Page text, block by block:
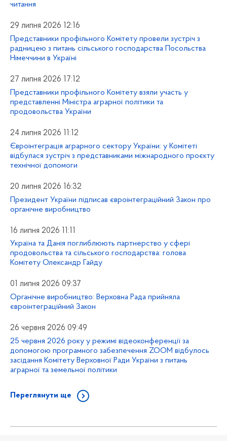
читання
29 липня 2026 12:16
Представники профільного Комітету провели зустріч з
радницею з питань сільського господарства Посольства
Німеччини в Україні
27 липня 2026 17:12
Представники профільного Комітету взяли участь у
представленні Міністра аграрної політики та
продовольства України
24 липня 2026 11:12
Євроінтеграція аграрного сектору України: у Комітеті
відбулася зустріч з представниками міжнародного проєкту
технічної допомоги
20 липня 2026 16:32
Президент України підписав євроінтеграційний Закон про
органічне виробництво
16 липня 2026 11:11
Україна та Данія поглиблюють партнерство у сфері
продовольства та сільського господарства: голова
Комітету Олександр Гайду
01 липня 2026 09:37
Органічне виробництво: Верховна Рада прийняла
євроінтеграційний Закон
26 червня 2026 09:49
25 червня 2026 року у режимі відеоконференції за
допомогою програмного забезпечення ZOOM відбулось
засідання Комітету Верховної Ради України з питань
аграрної та земельної політики
Переглянути ще